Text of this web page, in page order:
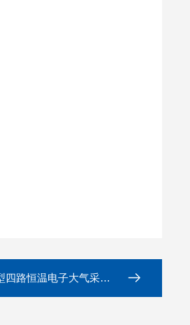
恒温电子大气采样器重量轻